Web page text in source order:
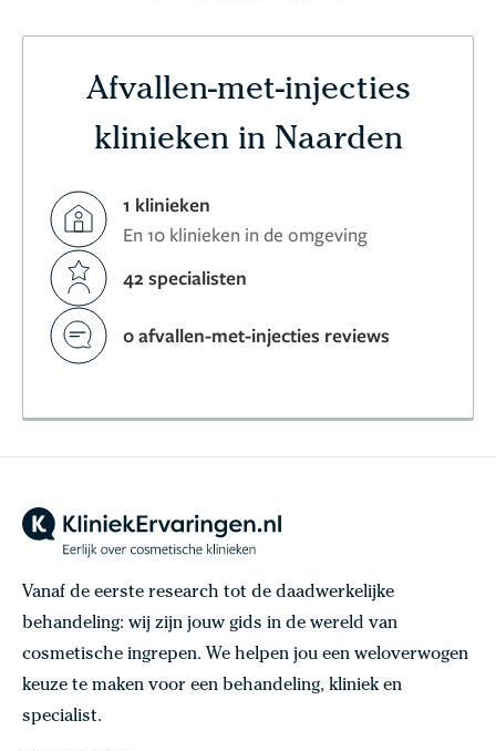
Afvallen-met-injecties
klinieken in Naarden
1 klinieken
En 10 klinieken in de omgeving
42 specialisten
0 afvallen-met-injecties reviews
Vanaf de eerste research tot de daadwerkelijke
behandeling: wij zijn jouw gids in de wereld van
cosmetische ingrepen. We helpen jou een weloverwogen
keuze te maken voor een behandeling, kliniek en
specialist.